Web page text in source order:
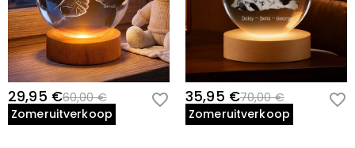
29,95 €60,00 €
Zomeruitverkoop
35,95 €70,00 €
Zomeruitverkoop